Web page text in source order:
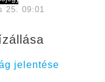
25. 09:01
jelentése